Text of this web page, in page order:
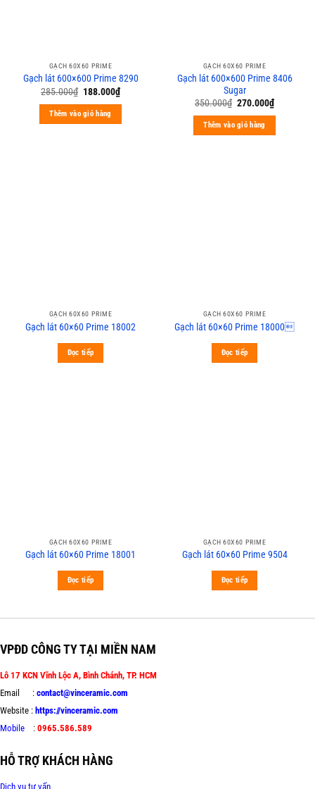
GẠCH 60X60 PRIME
Gạch lát 600×600 Prime 8290
285.000₫ 188.000₫
Thêm vào giỏ hàng
GẠCH 60X60 PRIME
Gạch lát 600×600 Prime 8406
Sugar
350.000₫ 270.000₫
Thêm vào giỏ hàng
GẠCH 60X60 PRIME
Gạch lát 60×60 Prime 18002
Đọc tiếp
GẠCH 60X60 PRIME
Gạch lát 60×60 Prime 18000
Đọc tiếp
GẠCH 60X60 PRIME
Gạch lát 60×60 Prime 18001
Đọc tiếp
GẠCH 60X60 PRIME
Gạch lát 60×60 Prime 9504
Đọc tiếp
VPĐD CÔNG TY TẠI MIỀN NAM
Lô 17 KCN Vĩnh Lộc A, Bình Chánh, TP. HCM
Email : contact@vinceramic.com
Website : https://vinceramic.com
Mobile : 0965.586.589
HỖ TRỢ KHÁCH HÀNG
Dịch vụ tư vấn